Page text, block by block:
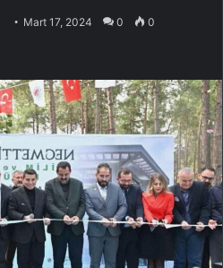
Mart 17, 2024 0 0